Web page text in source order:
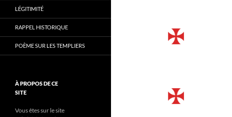
LÉGITIMITÉ
RAPPEL HISTORIQUE
POÈME SUR LES TEMPLIERS
À PROPOS DE CE
SITE
Vous êtes sur le site